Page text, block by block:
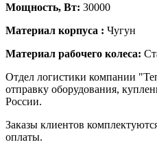
Мощность, Вт: 30000
Материал корпуса : Чугун
Материал рабочего колеса:
Отдел логистики компании
отправку оборудования,
России.
Заказы клиентов
оплаты.